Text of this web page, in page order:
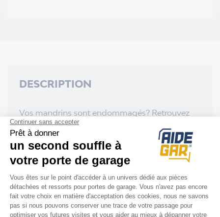
DESCRIPTION
Vos mandrins sont endommagés? Retrouvez
ci-dessous les références de mandrins
Normstahl disponibles:
-Mandrin fixe
A330780-01
- Mandrin parachuteA702500
-Mandrin de serrageA330770